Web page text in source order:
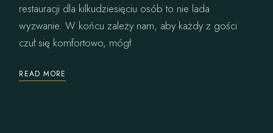
restauracji dla kilkudziesięciu osób to nie lada
wyzwanie. W końcu zależy nam, aby każdy z gości
czuł się komfortowo, mógł
READ MORE